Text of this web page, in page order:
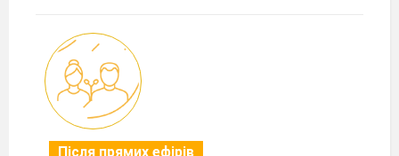
Після прямих ефірів